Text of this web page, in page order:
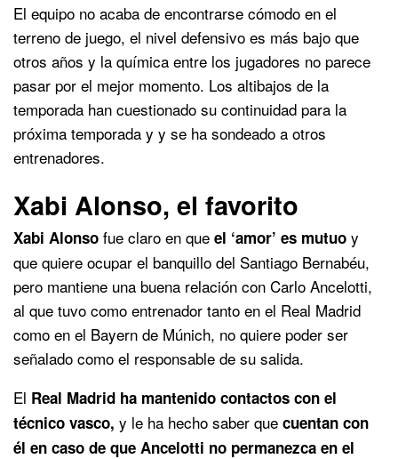
El equipo no acaba de encontrarse cómodo en el
terreno de juego, el nivel defensivo es más bajo que
otros años y la química entre los jugadores no parece
pasar por el mejor momento. Los altibajos de la
temporada han cuestionado su continuidad para la
próxima temporada y y se ha sondeado a otros
entrenadores.
Xabi Alonso, el favorito
Xabi Alonso fue claro en que el ‘amor’ es mutuo y
que quiere ocupar el banquillo del Santiago Bernabéu,
pero mantiene una buena relación con Carlo Ancelotti,
al que tuvo como entrenador tanto en el Real Madrid
como en el Bayern de Múnich, no quiere poder ser
señalado como el responsable de su salida.
El Real Madrid ha mantenido contactos con el
técnico vasco, y le ha hecho saber que cuentan con
él en caso de que Ancelotti no permanezca en el